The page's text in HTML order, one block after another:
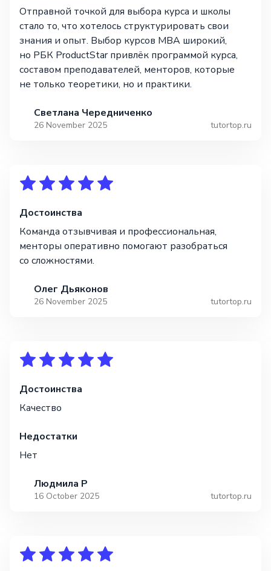
Отправной точкой для выбора курса и школы
стало то, что хотелось структурировать свои
знания и опыт. Выбор курсов МВА широкий,
но РБК ProductStar привлёк программой курса,
составом преподавателей, менторов, которые
не только теоретики, но и практики.
Светлана Чередниченко
26 November 2025 tutortop.ru
Достоинства
Команда отзывчивая и профессиональная,
менторы оперативно помогают разобраться
со сложностями.
Олег Дьяконов
26 November 2025 tutortop.ru
Достоинства
Качество
Недостатки
Нет
Людмила Р
16 October 2025 tutortop.ru